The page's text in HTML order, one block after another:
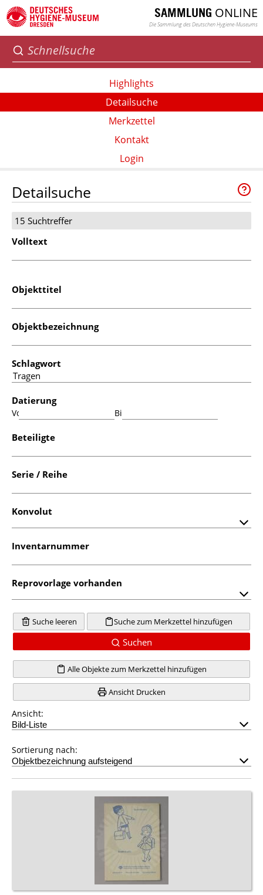
SAMMLUNG ONLINE
Die Sammlung des Deutschen Hygiene-Museums
Highlights
Detailsuche
Merkzettel
Kontakt
Login
Detailsuche
15 Suchtreffer
Volltext
Objekttitel
Objektbezeichnung
Schlagwort
Datierung
Von: Bis:
Beteiligte
Serie / Reihe
Konvolut
Inventarnummer
Reprovorlage vorhanden
Suche leeren Suche zum Merkzettel hinzufügen
Suchen
Alle Objekte zum Merkzettel hinzufügen
Ansicht Drucken
Ansicht:
Sortierung nach: